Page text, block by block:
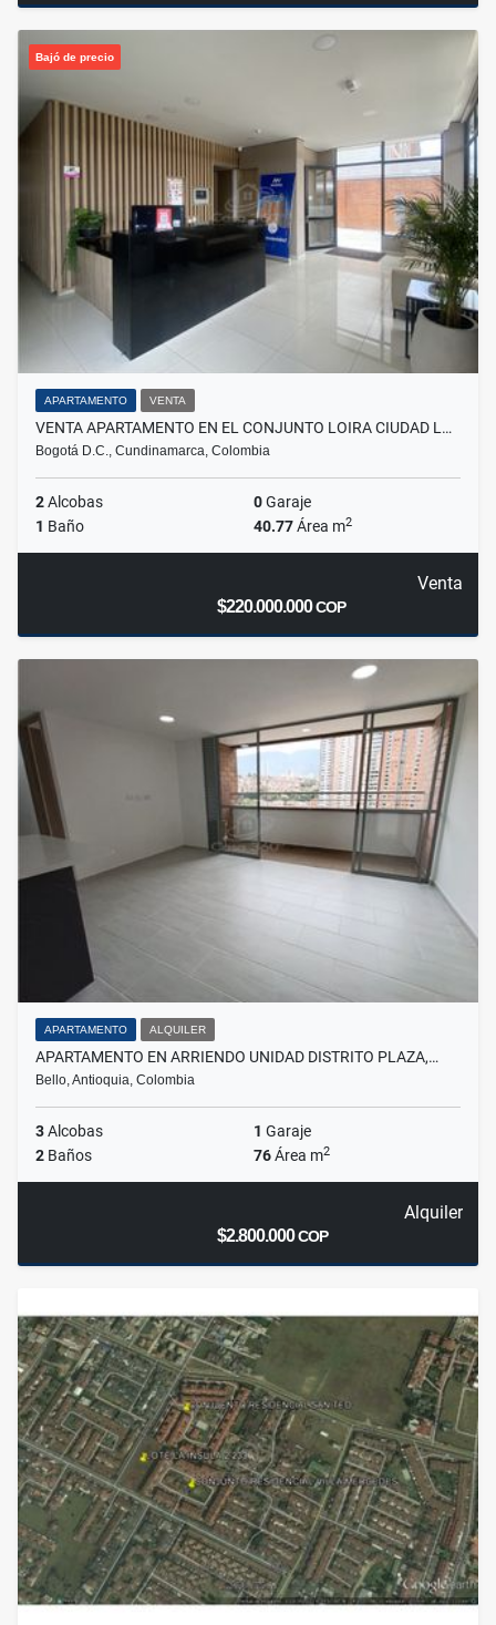
Bajó de precio
APARTAMENTO VENTA
VENTA APARTAMENTO EN EL CONJUNTO LOIRA CIUDAD L…
Bogotá D.C., Cundinamarca, Colombia
2Alcobas 0Garaje
1 Baño 40.77Área m2
Venta
$220.000.000COP
APARTAMENTO ALQUILER
APARTAMENTO EN ARRIENDO UNIDAD DISTRITO PLAZA,…
Bello, Antioquia, Colombia
3Alcobas 1 Garaje
2 Baños 76Área m2
Alquiler
$2.800.000COP